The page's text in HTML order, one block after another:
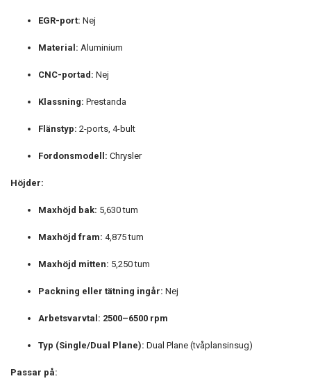
EGR-port: Nej
Material: Aluminium
CNC-portad: Nej
Klassning: Prestanda
Flänstyp: 2-ports, 4-bult
Fordonsmodell: Chrysler
Höjder:
Maxhöjd bak: 5,630 tum
Maxhöjd fram: 4,875 tum
Maxhöjd mitten: 5,250 tum
Packning eller tätning ingår: Nej
Arbetsvarvtal: 2500–6500 rpm
Typ (Single/Dual Plane): Dual Plane (tvåplansinsug)
Passar på: